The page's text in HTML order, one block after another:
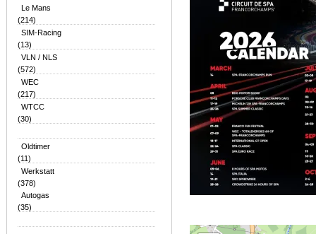
Le Mans
(214)
SIM-Racing
(13)
VLN / NLS
(572)
WEC
(217)
WTCC
(30)
Oldtimer
(11)
Werkstatt
(378)
Autogas
(35)